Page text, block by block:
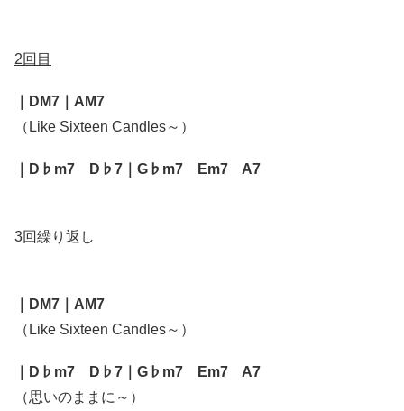
2回目
｜DM7｜AM7
（Like Sixteen Candles～）
｜D♭m7 D♭7｜G♭m7 Em7 A7
3回繰り返し
｜DM7｜AM7
（Like Sixteen Candles～）
｜D♭m7 D♭7｜G♭m7 Em7 A7
（思いのままに～）